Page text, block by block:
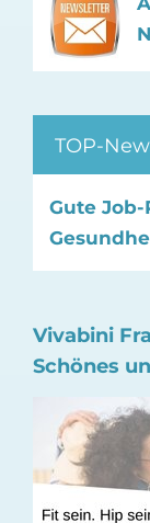
TOP-
Gute
Vivabini
Schönes